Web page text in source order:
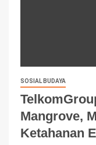
SOSIAL BUDAYA
Mangrove,
Ketahanan